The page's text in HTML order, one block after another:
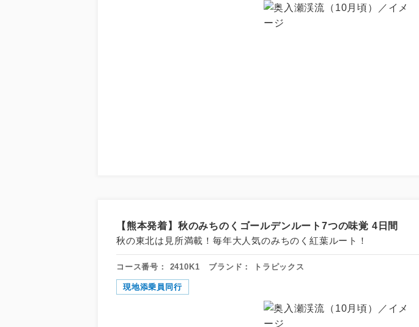
【熊本発着】秋のみちのくゴールデンルート7つの味覚 4日間
秋の東北は見所満載！毎年大人気のみちのく紅葉ルート！
コース番号： 2410K1 ブランド： トラピックス
現地添乗員同行
早期割引 早期申込割引対象